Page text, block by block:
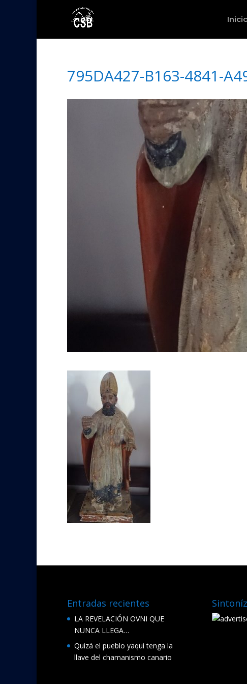
795DA427-B163-4841-
Entradas recientes
LA REVELACIÓN OVNI QUE
NUNCA LLEGA…
Quizá el pueblo yaqui tenga la
llave del chamanismo canario